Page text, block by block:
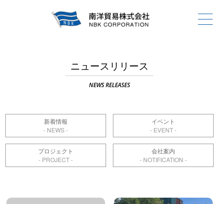
ニュースリリース
NEWS RELEASES
新着情報 イベント
プロジェクト 会社案内